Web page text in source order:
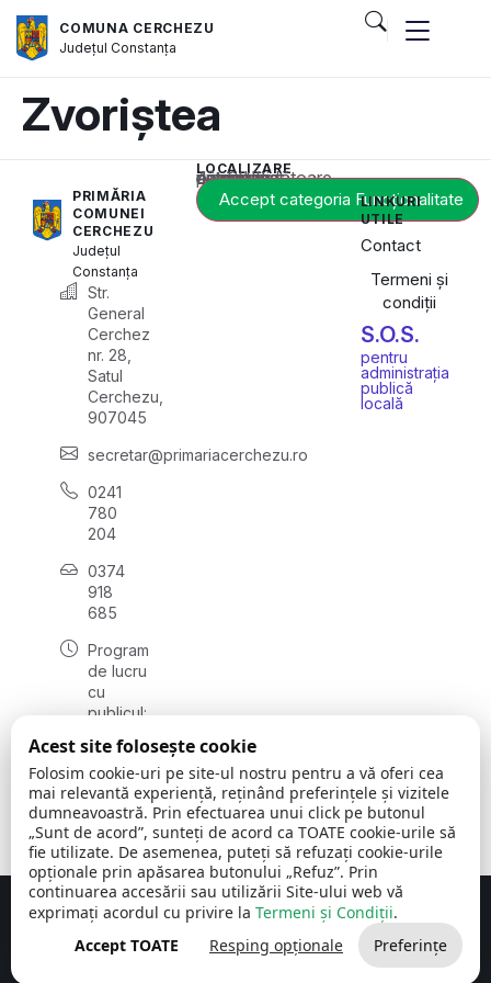
COMUNA CERCHEZU
JudețulConstanța
Zvoriștea
PRIMĂRIA
COMUNEI
CERCHEZU
Județul
Constanța
Str.
General
Cerchez
nr. 28,
Satul
Cerchezu,
907045
secretar@primariacerchezu.ro
0241
780
204
0374
918
685
Program
de lucru
cu
publicul:
08:00 -
16:30
, vineri:
08:00 -
14:00
LOCALIZARE
Acest conținut este blocat până când acceptați categoria corespunzătoare de cookie-uri.
Accept categoria Funcționalitate
LINKURI
UTILE
Contact
Termeni și
condiții
S.O.S.
pentru
administrația
publică
locală
Comuna Cerchezu © 2026Toate drepturile rezervate
Concept realizat de Big Media Relații Publice SRL
Acest site folosește cookie
Folosim cookie-uri pe site-ul nostru pentru a vă oferi cea
mai relevantă experiență, reținând preferințele și vizitele
dumneavoastră. Prin efectuarea unui click pe butonul
„Sunt de acord”, sunteți de acord ca TOATE cookie-urile să
fie utilizate. De asemenea, puteți să refuzați cookie-urile
opționale prin apăsarea butonului „Refuz”. Prin
continuarea accesării sau utilizării Site-ului web vă
exprimați acordul cu privire la Termeni și Condiții.
Accept TOATE
Resping opționale Preferințe